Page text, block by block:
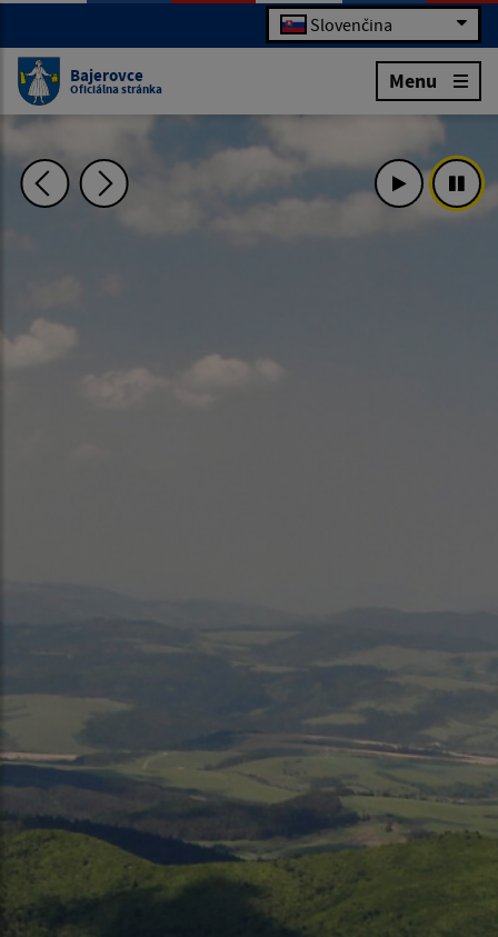
Slovenčina
Bajerovce
Oficiálna stránka Menu